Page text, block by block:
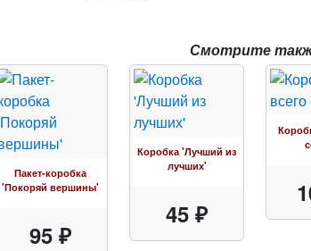
Смотрите
Пакет-коробка
'Покоряй вершины'
95 ₽
Коробка 'Лучший из
лучших'
45 ₽